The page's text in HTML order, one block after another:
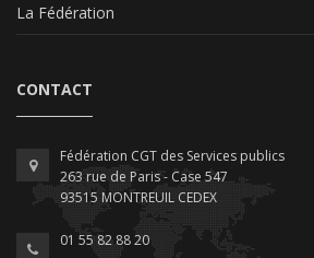
La Fédération
CONTACT
Fédération CGT des Services publics
263 rue de Paris - Case 547
93515 MONTREUIL CEDEX
01 55 82 88 20